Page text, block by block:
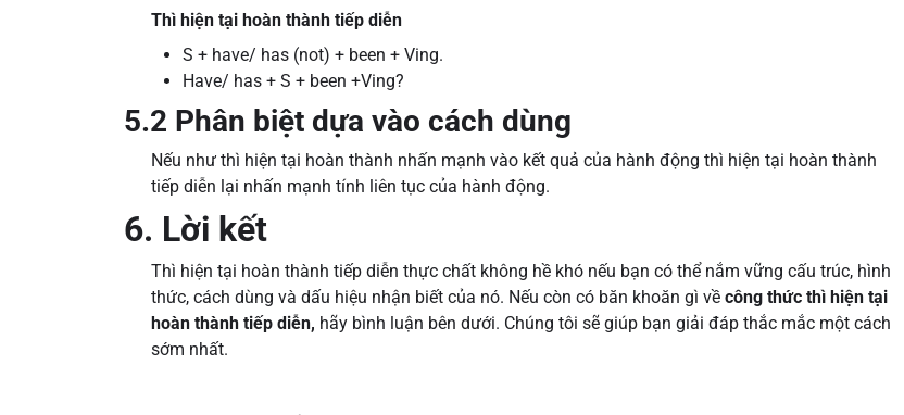
Thì hiện tại hoàn thành tiếp diễn
S + have/ has (not) + been + Ving.
Have/ has + S + been +Ving?
5.2 Phân biệt dựa vào cách dùng
Nếu như thì hiện tại hoàn thành nhấn mạnh vào kết quả của hành động thì hiện tại hoàn thành
tiếp diễn lại nhấn mạnh tính liên tục của hành động.
6. Lời kết
Thì hiện tại hoàn thành tiếp diễn thực chất không hề khó nếu bạn có thể nắm vững cấu trúc, hình
thức, cách dùng và dấu hiệu nhận biết của nó. Nếu còn có băn khoăn gì về công thức thì hiện tại
hoàn thành tiếp diễn, hãy bình luận bên dưới. Chúng tôi sẽ giúp bạn giải đáp thắc mắc một cách
sớm nhất.